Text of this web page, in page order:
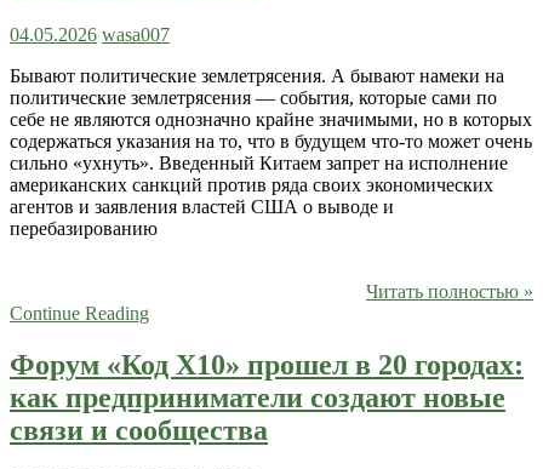
04.05.2026 wasa007
Бывают политические землетрясения. А бывают намеки на
политические землетрясения — события, которые сами по
себе не являются однозначно крайне значимыми, но в которых
содержаться указания на то, что в будущем что-то может очень
сильно «ухнуть». Введенный Китаем запрет на исполнение
американских санкций против ряда своих экономических
агентов и заявления властей США о выводе и
перебазированию
Читать полностью »
Continue Reading
Форум «Код X10» прошел в 20 городах:
как предприниматели создают новые
связи и сообщества